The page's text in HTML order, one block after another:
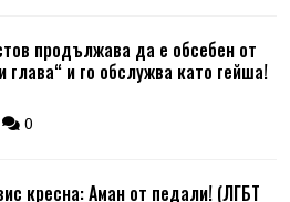
продължава да е обсебен от
глава“ и го обслужва като гейша!
0
кресна: Аман от педали! (ЛГБТ